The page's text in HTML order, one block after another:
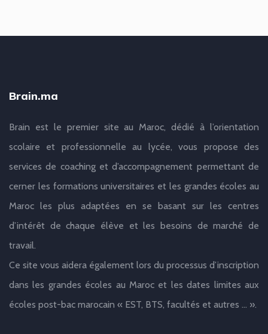
Brain.ma
Brain est le premier site au Maroc, dédié à l’orientation
scolaire et professionnelle au lycée, vous propose des
services de coaching et d’accompagnement permettant de
cerner les formations universitaires et les grandes écoles au
Maroc les plus adaptées en se basant sur les centres
d’intérêt de chaque élève et les besoins de marché de
travail.
Ce site vous aidera également lors du processus d’inscription
dans les grandes écoles au Maroc et les dates limites aux
écoles post-bac marocain « EST, BTS, facultés et autres … ».